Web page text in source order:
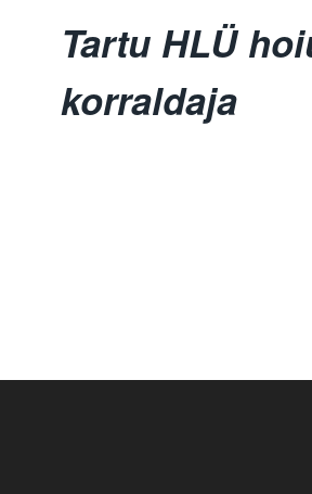
Tartu HLÜ
korraldaja